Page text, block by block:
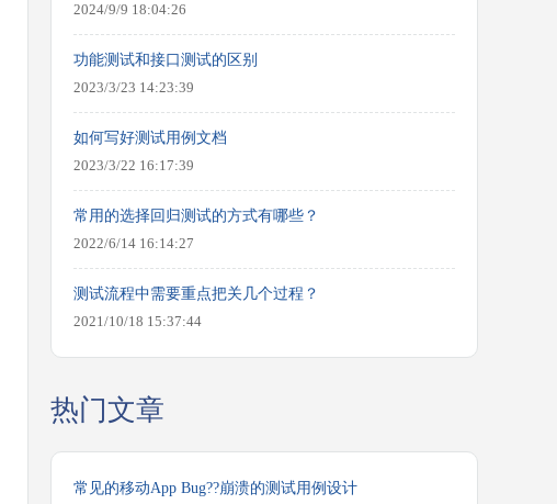
2024/9/9 18:04:26
功能测试和接口测试的区别
2023/3/23 14:23:39
如何写好测试用例文档
2023/3/22 16:17:39
常用的选择回归测试的方式有哪些？
2022/6/14 16:14:27
测试流程中需要重点把关几个过程？
2021/10/18 15:37:44
热门文章
常见的移动App Bug??崩溃的测试用例设计